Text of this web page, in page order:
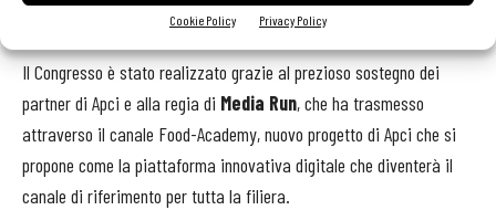
Cookie Policy Privacy Policy
la Pizza, Sorridi alla Vita.
Il Congresso è stato realizzato grazie al prezioso sostegno dei
partner di Apci e alla regia di Media Run, che ha trasmesso
attraverso il canale Food-Academy, nuovo progetto di Apci che si
propone come la piattaforma innovativa digitale che diventerà il
canale di riferimento per tutta la filiera.